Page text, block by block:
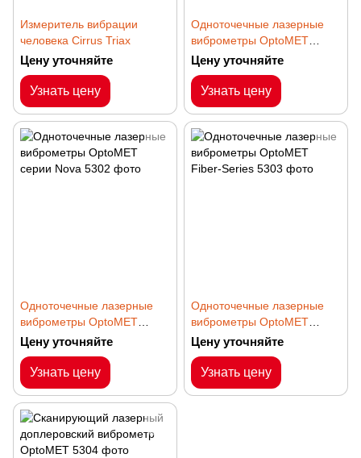
Измеритель вибрации
человека Cirrus Triax
Цену уточняйте
Узнать цену
Одноточечные лазерные
виброметры OptoMET
Vector-Series
Цену уточняйте
Узнать цену
Одноточечные лазерные
виброметры OptoMET
серии Nova
Цену уточняйте
Узнать цену
Одноточечные лазерные
виброметры OptoMET
Fiber-Series
Цену уточняйте
Узнать цену